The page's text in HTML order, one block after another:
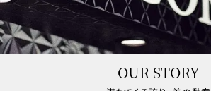
OUR STORY